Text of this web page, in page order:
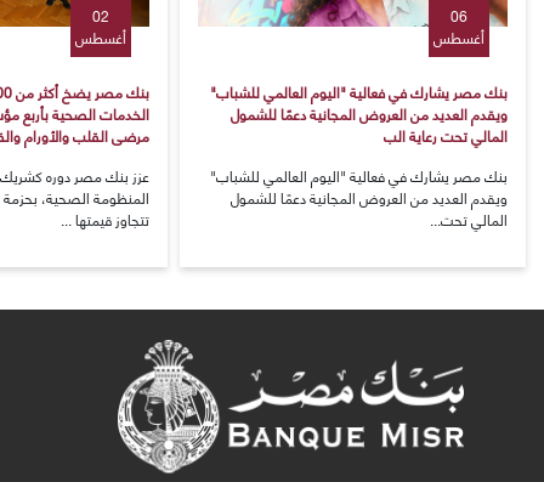
06
أغسطس
بنك مصر يشارك في فعالية "اليوم العالمي للشباب"
ويقدم العديد من العروض المجانية دعمًا للشمول
المالي تحت رعاية الب
​بنك مصر يشارك في فعالية "اليوم العالمي للشباب"
ويقدم العديد من العروض المجانية دعمًا للشمول
المالي تحت...
02
أغسطس
الخدمات الصحية بأربع
مرضى القلب والأورام
​عزز بنك مصر دوره
المنظومة الصحية،
تتجاوز قيمتها ...